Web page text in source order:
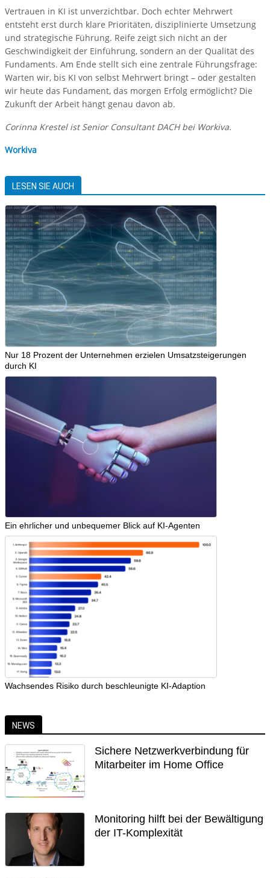
Vertrauen in KI ist unverzichtbar. Doch echter Mehrwert
entsteht erst durch klare Prioritäten, disziplinierte Umsetzung
und strategische Führung. Reife zeigt sich nicht an der
Geschwindigkeit der Einführung, sondern an der Qualität des
Fundaments. Am Ende stellt sich eine zentrale Führungsfrage:
Warten wir, bis KI von selbst Mehrwert bringt – oder gestalten
wir heute das Fundament, das morgen Erfolg ermöglicht? Die
Zukunft der Arbeit hängt genau davon ab.
Corinna Krestel ist Senior Consultant DACH bei Workiva.
Workiva
LESEN SIE AUCH
Nur 18 Prozent der Unternehmen erzielen Umsatzsteigerungen
durch KI
Ein ehrlicher und unbequemer Blick auf KI-Agenten
Wachsendes Risiko durch beschleunigte KI-Adaption
NEWS
Sichere Netzwerkverbindung für
Mitarbeiter im Home Office
Monitoring hilft bei der Bewältigung
der IT-Komplexität